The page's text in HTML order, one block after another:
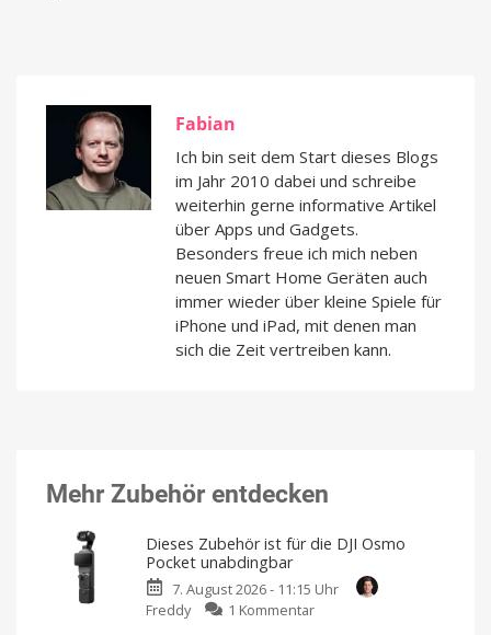
Fabian
Ich bin seit dem Start dieses Blogs
im Jahr 2010 dabei und schreibe
weiterhin gerne informative Artikel
über Apps und Gadgets.
Besonders freue ich mich neben
neuen Smart Home Geräten auch
immer wieder über kleine Spiele für
iPhone und iPad, mit denen man
sich die Zeit vertreiben kann.
Mehr Zubehör entdecken
Dieses Zubehör ist für die DJI Osmo
Pocket unabdingbar
7. August 2026 - 11:15 Uhr
Freddy
1 Kommentarzu